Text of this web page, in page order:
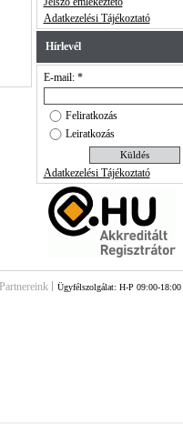
Adatkezelési Tájékoztató
Hírlevél
E-mail: *
Feliratkozás
Leiratkozás
Adatkezelési Tájékoztató
Partnereink Ügyfélszolgálat: H-P 09:00-18:00